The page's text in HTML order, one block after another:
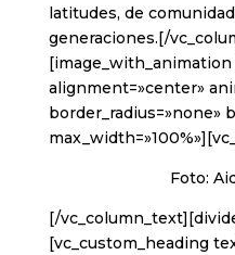
latitudes, de
generaciones.[/
[image_with_animation
alignment=»center»
border_radius=»none»
Foto:
[/
[vc_custom_heading